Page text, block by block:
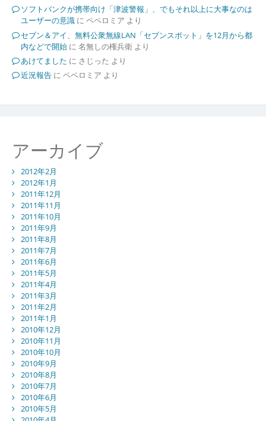
ソフトバンクが携帯向け「津波警報」、でもそれ以上に大事なのは
ユーザーの意識に ペペロミア より
セブン＆アイ、無料公衆無線LAN「セブンスポット」を12月から都
内などで開始に 名無しの権兵衛より
あけてました に さじった より
近況報告に ペペロミア より
アーカイブ
2012年2月
2012年1月
2011年12月
2011年11月
2011年10月
2011年9月
2011年8月
2011年7月
2011年6月
2011年5月
2011年4月
2011年3月
2011年2月
2011年1月
2010年12月
2010年11月
2010年10月
2010年9月
2010年8月
2010年7月
2010年6月
2010年5月